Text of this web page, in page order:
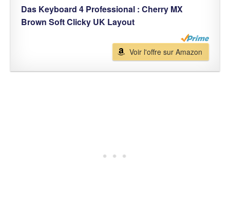
Das Keyboard 4 Professional : Cherry MX
Brown Soft Clicky UK Layout
Voir l'offre sur Amazon